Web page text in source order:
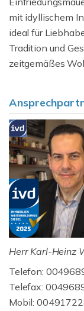
mit idyllischem
ideal für
Tradition und
zeitgemäßes
Herr Karl-Heinz
Telefon:
Telefax:
Mobil: